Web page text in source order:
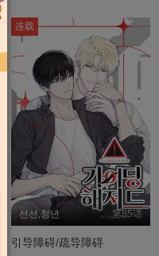
第85话
선선,청년
连载
引导障碍/疏导障碍